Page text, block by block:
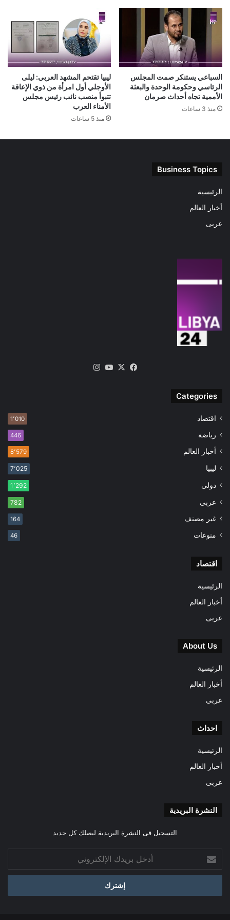
السباعي يستنكر صمت المجلس
الرئاسي وحكومة الوحدة والبعثة
الأممية تجاه أحداث صرمان
منذ 3 ساعات
ليبيا تقتحم المشهد العربي: ليلى
الأوجلي أول امرأة من ذوي الإعاقة
تتبوأ منصب نائب رئيس مجلس
الأمناء العرب
منذ 5 ساعات
Business Topics
الرئيسية
أخبار العالم
عربى
فيسبوك
‫X
‫YouTube
Categories
اقتصاد 1٬010
رياضة 446
أخبار العالم 8٬579
ليبيا 7٬025
دولى 1٬292
عربى 782
غير مصنف 164
منوعات 46
اقتصاد
الرئيسية
أخبار العالم
عربى
About Us
الرئيسية
أخبار العالم
عربى
احداث
الرئيسية
أخبار العالم
عربى
النشرة البريدية
التسجيل فى النشرة البريدية ليصلك كل جديد
بريدك
الإلكتروني